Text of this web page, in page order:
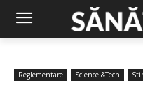
Reglementare Science &Tech